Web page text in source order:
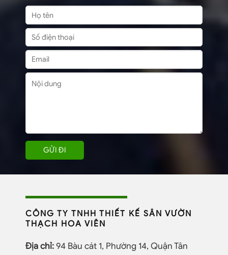
CÔNG TY TNHH THIẾT KẾ SÂN VƯỜN
THẠCH HOA VIÊN
Địa chỉ:94 Bàu cát 1, Phường 14, Quận Tân